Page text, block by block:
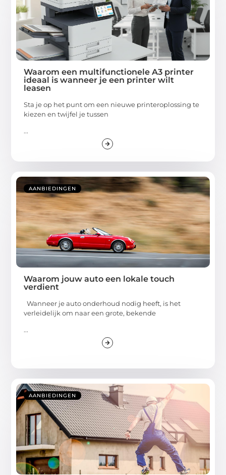
Waarom een multifunctionele A3 printer
ideaal is wanneer je een printer wilt
leasen
Sta je op het punt om een nieuwe printeroplossing te
kiezen en twijfel je tussen
...
AANBIEDINGEN
Waarom jouw auto een lokale touch
verdient
Wanneer je auto onderhoud nodig heeft, is het
verleidelijk om naar een grote, bekende
...
AANBIEDINGEN